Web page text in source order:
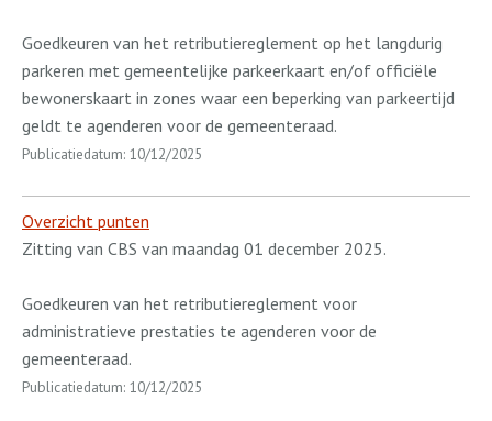
Goedkeuren van het retributiereglement op het langdurig
parkeren met gemeentelijke parkeerkaart en/of officiële
bewonerskaart in zones waar een beperking van parkeertijd
geldt te agenderen voor de gemeenteraad.
Publicatiedatum: 10/12/2025
Overzicht punten
Zitting van CBS van maandag 01 december 2025.
Goedkeuren van het retributiereglement voor
administratieve prestaties te agenderen voor de
gemeenteraad.
Publicatiedatum: 10/12/2025